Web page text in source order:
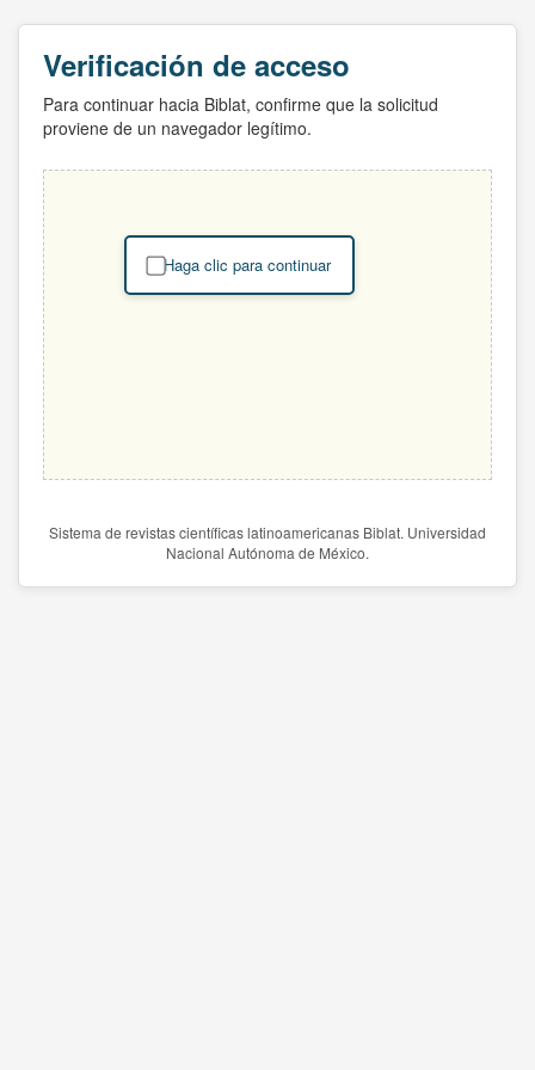
Verificación de acceso
Para continuar hacia Biblat, confirme que la solicitud
proviene de un navegador legítimo.
Haga clic para continuar
Sistema de revistas científicas latinoamericanas Biblat. Universidad
Nacional Autónoma de México.